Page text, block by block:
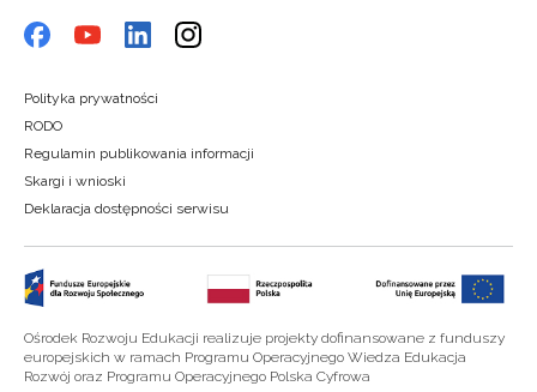
Polityka prywatności
RODO
Regulamin publikowania informacji
Skargi i wnioski
Deklaracja dostępności serwisu
Ośrodek Rozwoju Edukacji realizuje projekty dofinansowane z funduszy
europejskich w ramach Programu Operacyjnego Wiedza Edukacja
Rozwój oraz Programu Operacyjnego Polska Cyfrowa